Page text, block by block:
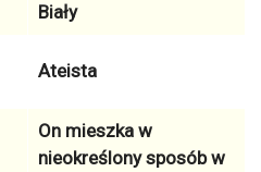
Biały
Ateista
On mieszka w
nieokreślony sposób w